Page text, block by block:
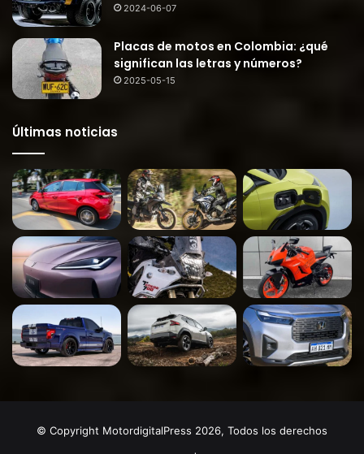
2024-06-07
Placas de motos en Colombia: ¿qué
significan las letras y números?
2025-05-15
Últimas noticias
© Copyright MotordigitalPress 2026, Todos los derechos